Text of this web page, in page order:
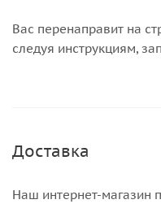
Вас перенаправит на
следуя инструкциям,
Доставка
Наш интернет-магазин